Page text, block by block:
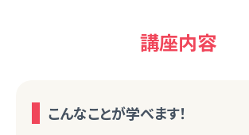
講座内容
こんなことが学べます！